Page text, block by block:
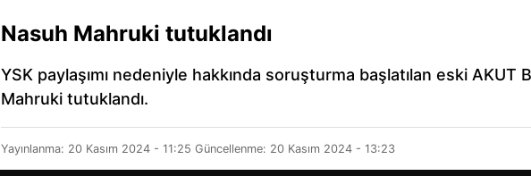
Nasuh Mahruki tutuklandı
YSK paylaşımı nedeniyle hakkında soruşturma başlatılan eski AKUT
Mahruki tutuklandı.
Yayınlanma: 20 Kasım 2024 - 11:25 Güncellenme: 20 Kasım 2024 - 13:23